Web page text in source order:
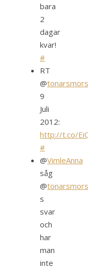
bara
2
dagar
kvar!
#
RT
@
9
Juli
2012:
http://t.co/
#
@VimleAnna
såg
@
s
svar
och
har
man
inte